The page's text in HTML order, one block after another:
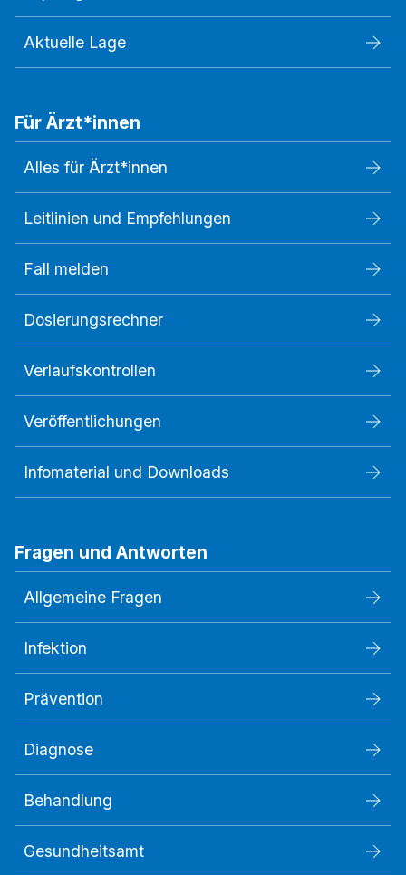
Aktuelle Lage
Für Ärzt*innen
Alles für Ärzt*innen
Leitlinien und Empfehlungen
Fall melden
Dosierungsrechner
Verlaufskontrollen
Veröffentlichungen
Infomaterial und Downloads
Fragen und Antworten
Allgemeine Fragen
Infektion
Prävention
Diagnose
Behandlung
Gesundheitsamt